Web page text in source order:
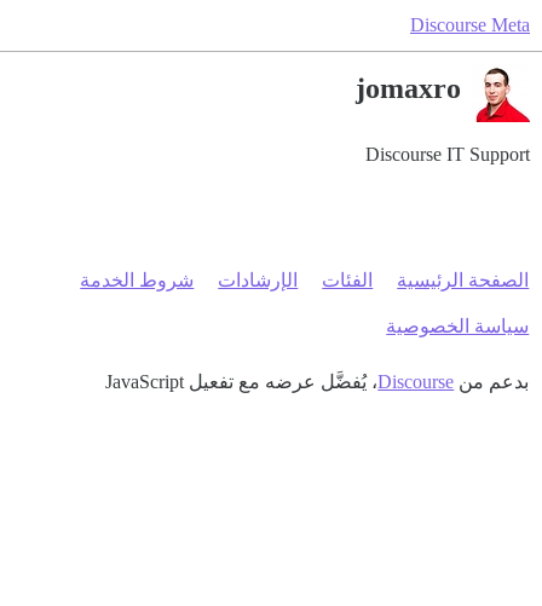
Discourse Meta
jomaxro
Discourse IT Support
الصفحة الرئيسية الفئات الإرشادات شروط الخدمة
سياسة الخصوصية
بدعم من Discourse، يُفضَّل عرضه مع تفعيل JavaScript